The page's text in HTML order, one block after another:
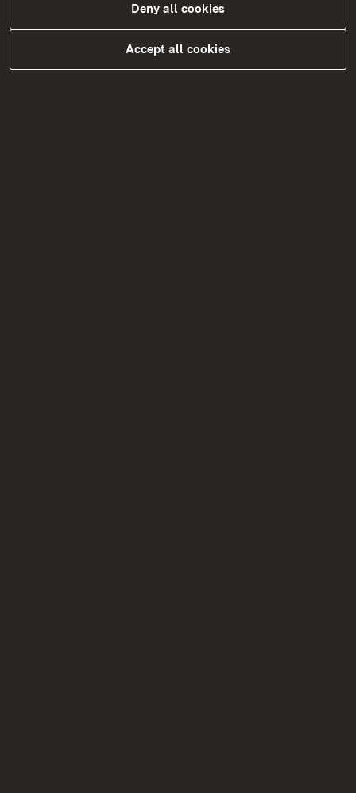
In diesem Rahmen nimmt der ÖPR vielfältige
Deny all cookies
Accept all cookies